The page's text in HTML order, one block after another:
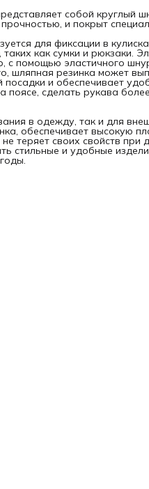
собой круглый
и покрыт
для фиксации в
как сумки и рюкзаки.
с помощью эластичного
шляпная резинка может
и обеспечивает
сделать рукава
в одежду, так и для
обеспечивает высокую
теряет своих свойств при
стильные и удобные